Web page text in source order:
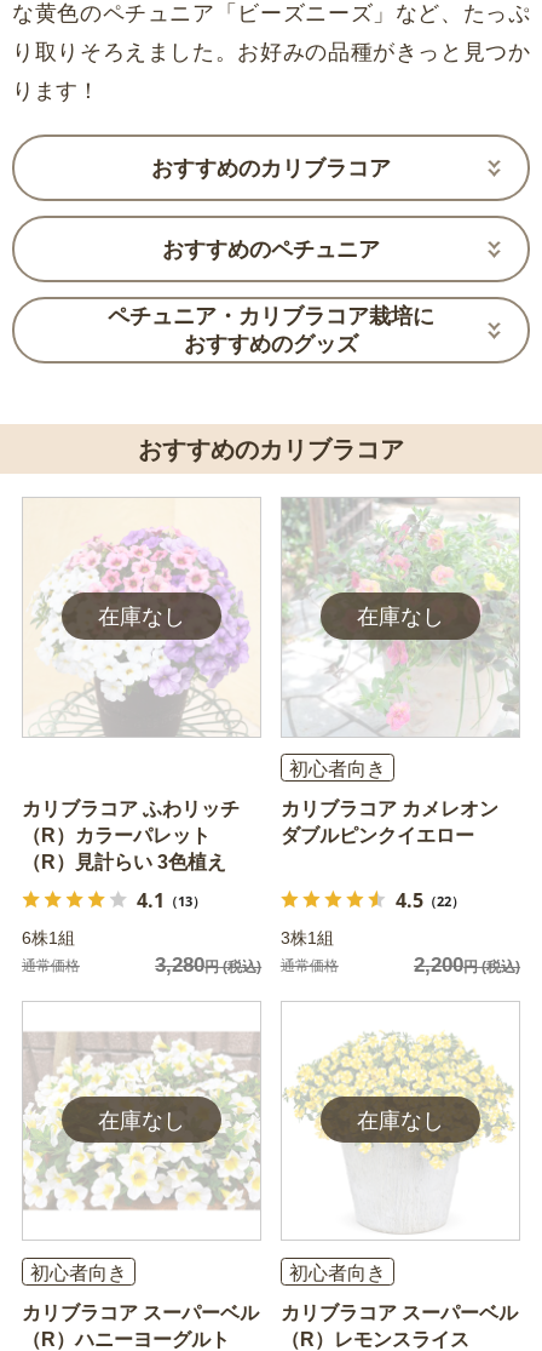
な黄色のペチュニア「ビーズニーズ」など、たっぷ
り取りそろえました。お好みの品種がきっと見つか
ります！
おすすめのカリブラコア
おすすめのペチュニア
ペチュニア・カリブラコア栽培に
おすすめのグッズ
おすすめのカリブラコア
カリブラコア ふわリッチ
（R）カラーパレット
（R）見計らい 3色植え
4.1 （13）
6株1組
通常価格 3,280円(税込)
初心者向き
カリブラコア カメレオン
ダブルピンクイエロー
4.5（22）
3株1組
通常価格 2,200円(税込)
初心者向き
カリブラコア スーパーベル
（R）ハニーヨーグルト
初心者向き
カリブラコア スーパーベル
（R）レモンスライス